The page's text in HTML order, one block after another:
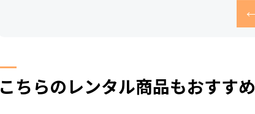
こちらのレンタル商品もおすすめ